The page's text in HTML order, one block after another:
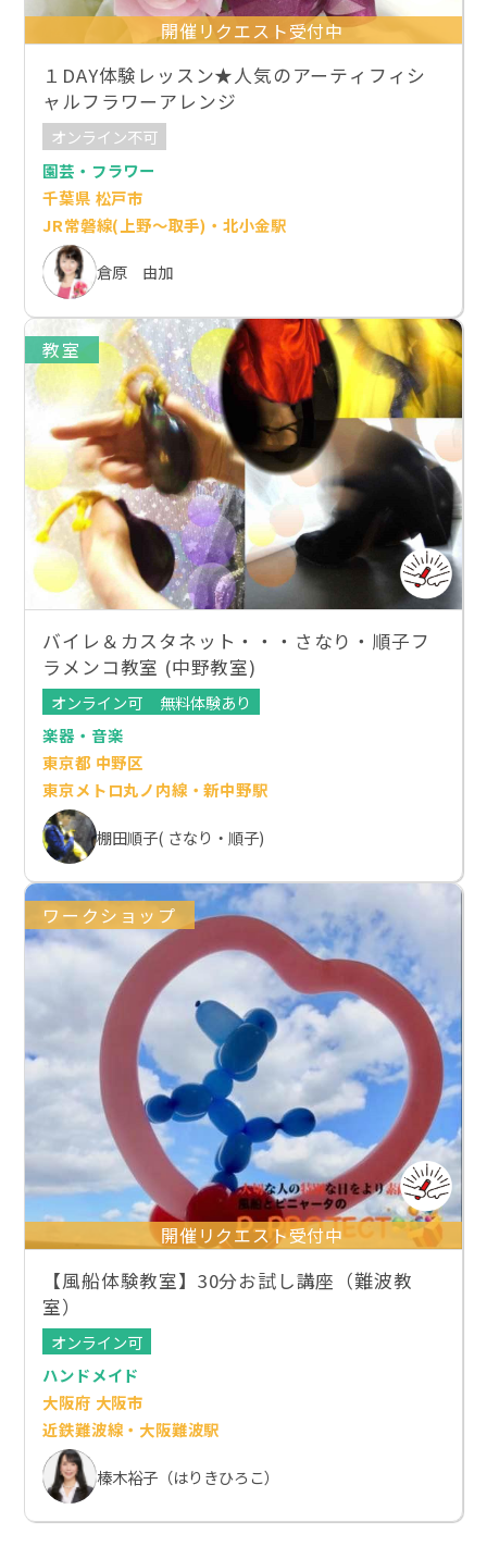
開催リクエスト受付中
１DAY体験レッスン★人気のアーティフィシ
ャルフラワーアレンジ
オンライン不可
園芸・フラワー
千葉県 松戸市
JR常磐線(上野～取手)・北小金駅
倉原 由加
教室
バイレ＆カスタネット・・・さなり・順子フ
ラメンコ教室 (中野教室)
オンライン可
無料体験あり
楽器・音楽
東京都 中野区
東京メトロ丸ノ内線・新中野駅
棚田順子( さなり・順子)
ワークショップ
開催リクエスト受付中
【風船体験教室】30分お試し講座（難波教
室）
オンライン可
ハンドメイド
大阪府 大阪市
近鉄難波線・大阪難波駅
榛木裕子（はりきひろこ）